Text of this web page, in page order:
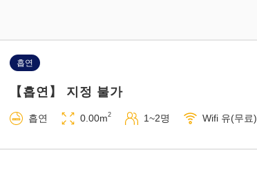
흡연
【흡연】 지정 불가
흡연 0.00m2 1~2명 Wifi 유(무료)